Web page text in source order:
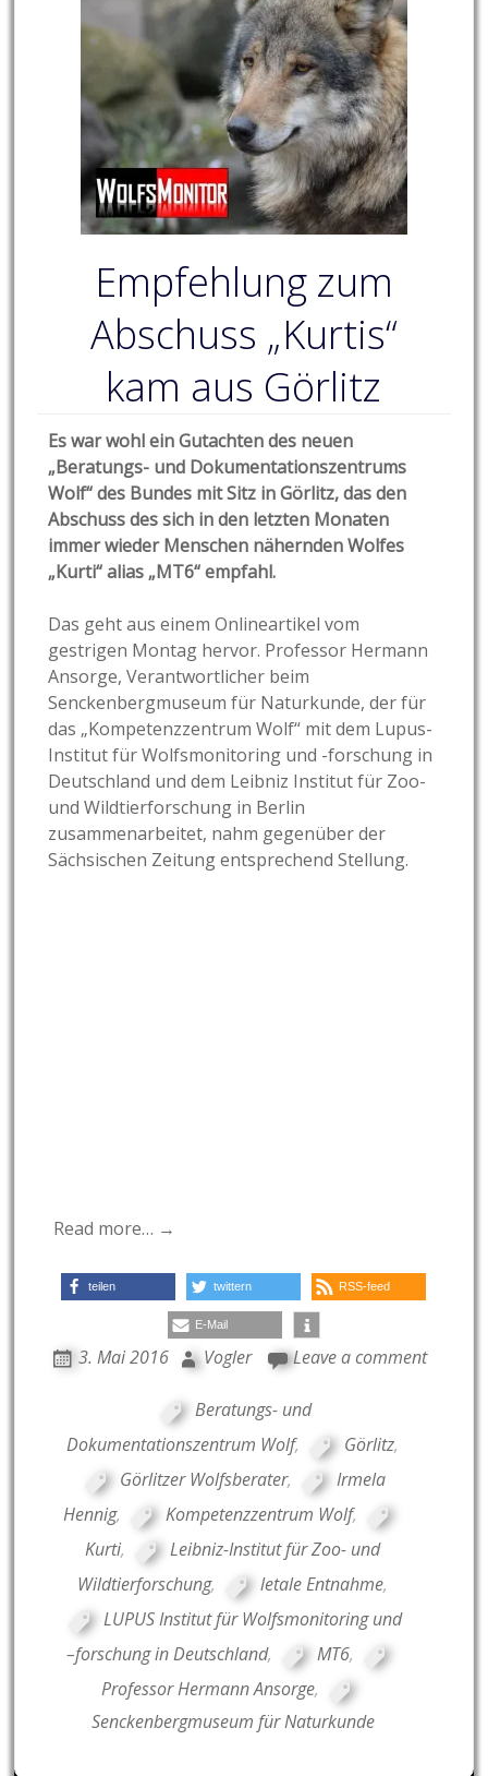
Empfehlung zum
Abschuss „Kurtis“
kam aus Görlitz
Es war wohl ein Gutachten des neuen
„Beratungs- und Dokumentationszentrums
Wolf“ des Bundes mit Sitz in Görlitz, das den
Abschuss des sich in den letzten Monaten
immer wieder Menschen nähernden Wolfes
„Kurti“ alias „MT6“ empfahl.
Das geht aus einem Onlineartikel vom
gestrigen Montag hervor. Professor Hermann
Ansorge, Verantwortlicher beim
Senckenbergmuseum für Naturkunde, der für
das „Kompetenzzentrum Wolf“ mit dem Lupus-
Institut für Wolfsmonitoring und -forschung in
Deutschland und dem Leibniz Institut für Zoo-
und Wildtierforschung in Berlin
zusammenarbeitet, nahm gegenüber der
Sächsischen Zeitung entsprechend Stellung.
Read more… →
teilen twittern RSS-feed
E-Mail
3. Mai 2016 Vogler Leave a comment
Beratungs- und
Dokumentationszentrum Wolf, Görlitz,
Görlitzer Wolfsberater,
Irmela
Hennig, Kompetenzzentrum Wolf,
Kurti,
Leibniz-Institut für Zoo- und
Wildtierforschung, letale Entnahme,
LUPUS Institut für Wolfsmonitoring und
–forschung in Deutschland, MT6,
Professor Hermann Ansorge,
Senckenbergmuseum für Naturkunde